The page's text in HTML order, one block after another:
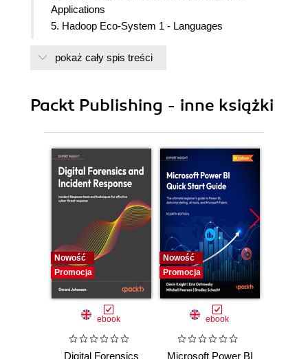
Applications
5. Hadoop Eco-System 1 - Languages
7. Hadoop Ecosystem II
10. Mass Text Data Processing
pokaż cały spis treści
Packt Publishing - inne książki
Nowość
Promocja
ebook
Digital Forensics
Nowość
Promocja
ebook
Microsoft Power BI